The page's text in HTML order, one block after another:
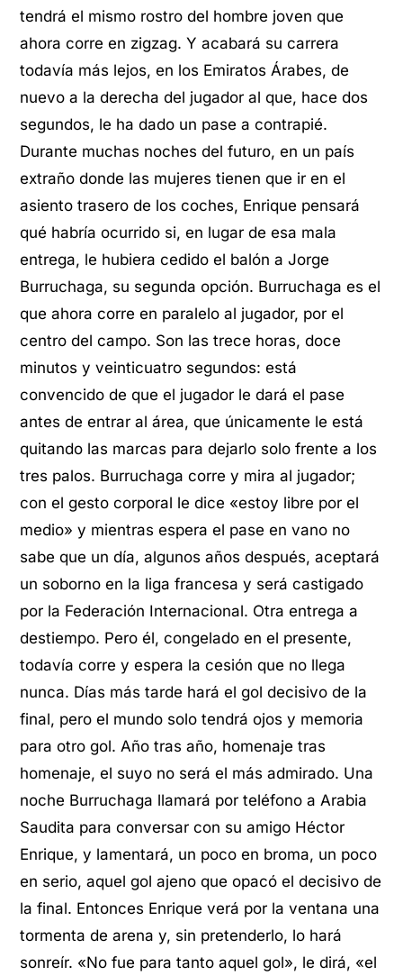
tendrá el mismo rostro del hombre joven que
ahora corre en zigzag. Y acabará su carrera
todavía más lejos, en los Emiratos Árabes, de
nuevo a la derecha del jugador al que, hace dos
segundos, le ha dado un pase a contrapié.
Durante muchas noches del futuro, en un país
extraño donde las mujeres tienen que ir en el
asiento trasero de los coches, Enrique pensará
qué habría ocurrido si, en lugar de esa mala
entrega, le hubiera cedido el balón a Jorge
Burruchaga, su segunda opción. Burruchaga es el
que ahora corre en paralelo al jugador, por el
centro del campo. Son las trece horas, doce
minutos y veinticuatro segundos: está
convencido de que el jugador le dará el pase
antes de entrar al área, que únicamente le está
quitando las marcas para dejarlo solo frente a los
tres palos. Burruchaga corre y mira al jugador;
con el gesto corporal le dice «estoy libre por el
medio» y mientras espera el pase en vano no
sabe que un día, algunos años después, aceptará
un soborno en la liga francesa y será castigado
por la Federación Internacional. Otra entrega a
destiempo. Pero él, congelado en el presente,
todavía corre y espera la cesión que no llega
nunca. Días más tarde hará el gol decisivo de la
final, pero el mundo solo tendrá ojos y memoria
para otro gol. Año tras año, homenaje tras
homenaje, el suyo no será el más admirado. Una
noche Burruchaga llamará por teléfono a Arabia
Saudita para conversar con su amigo Héctor
Enrique, y lamentará, un poco en broma, un poco
en serio, aquel gol ajeno que opacó el decisivo de
la final. Entonces Enrique verá por la ventana una
tormenta de arena y, sin pretenderlo, lo hará
sonreír. «No fue para tanto aquel gol», le dirá, «el